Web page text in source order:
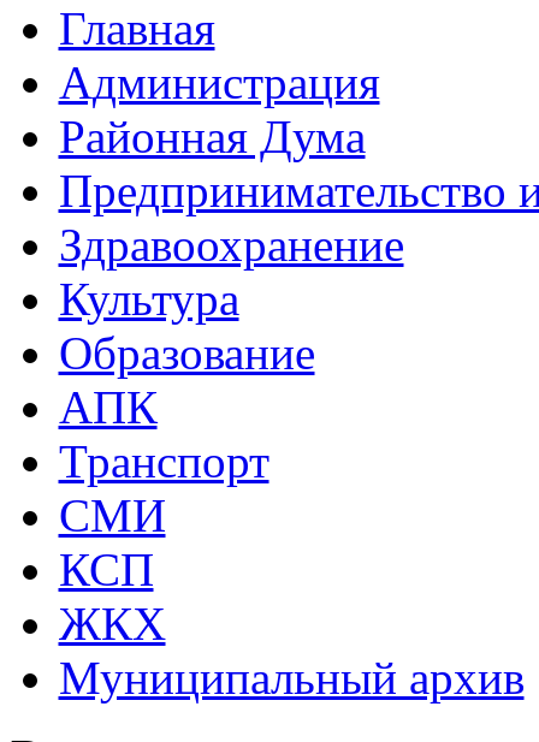
Главная
Администрация
Районная Дума
Предпринимательство
Здравоохранение
Культура
Образование
АПК
Транспорт
СМИ
КСП
ЖКХ
Муниципальный архив